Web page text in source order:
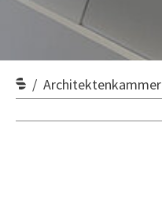
Architektenkammer